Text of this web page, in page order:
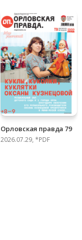
Орловская правда 79
2026.07.29, *PDF